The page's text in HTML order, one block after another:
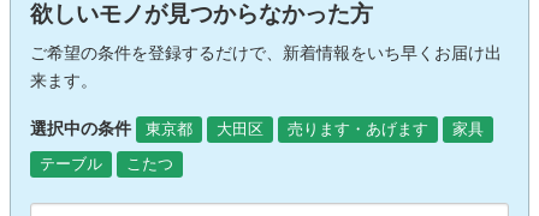
欲しいモノが見つからなかった方
ご希望の条件を登録するだけで、新着情報をいち早くお届け出
来ます。
選択中の条件 東京都 大田区 売ります・あげます
家具
テーブル
こたつ